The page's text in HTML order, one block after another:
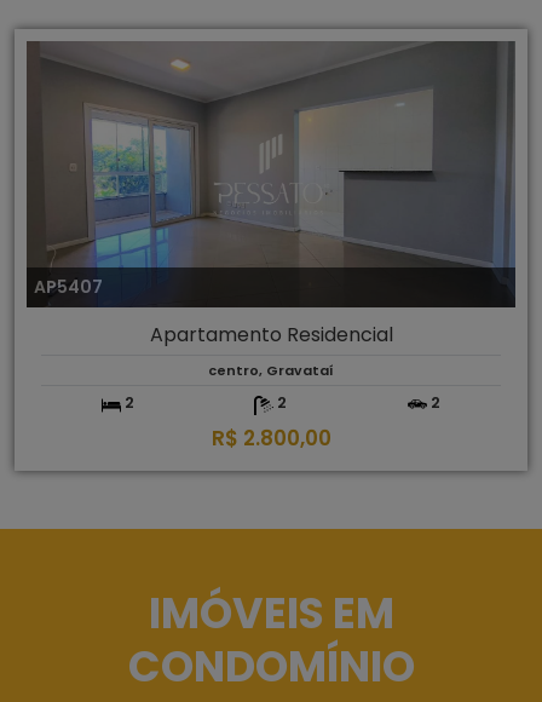
AP5407
Apartamento Residencial
centro, Gravataí
2 2 2
R$ 2.800,00
IMÓVEIS EM
CONDOMÍNIO